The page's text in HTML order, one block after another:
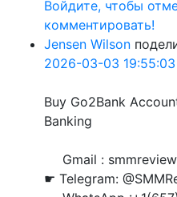
Войдите, чтобы
комментировать!
Jensen Wilson
2026-03-03 19:55:03
Buy Go2Bank
Banking
Gmail :
☛ Telegram: